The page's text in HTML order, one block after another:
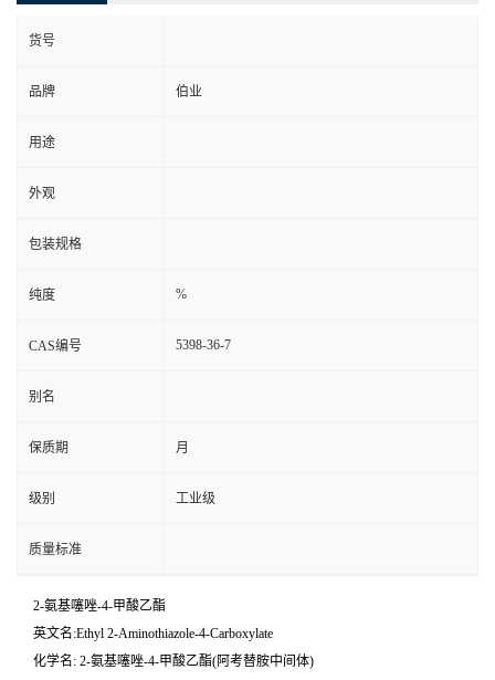
货号
品牌 伯业
用途
外观
包装规格
纯度 %
CAS编号 5398-36-7
别名
保质期 月
级别 工业级
质量标准
2-氨基噻唑-4-甲酸乙酯
英文名:Ethyl 2-Aminothiazole-4-Carboxylate
化学名: 2-氨基噻唑-4-甲酸乙酯(阿考替胺中间体)